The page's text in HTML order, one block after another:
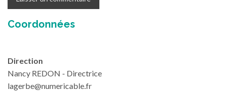
Coordonnées
Direction
Nancy REDON - Directrice
lagerbe@numericable.fr